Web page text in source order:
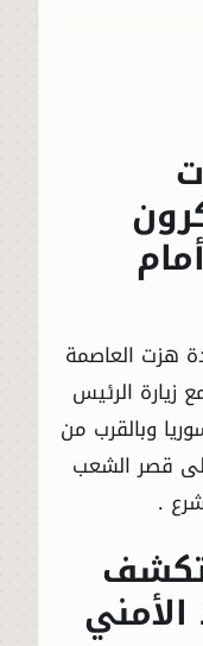
هزت العاصمة
زيارة الرئيس
وبالقرب من
قصر الشعب
.